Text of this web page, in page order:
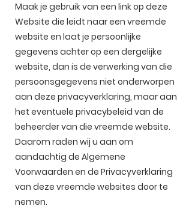
Maak je gebruik van een link op deze
Website die leidt naar een vreemde
website en laat je persoonlijke
gegevens achter op een dergelijke
website, dan is de verwerking van die
persoonsgegevens niet onderworpen
aan deze privacyverklaring, maar aan
het eventuele privacybeleid van de
beheerder van die vreemde website.
Daarom raden wij u aan om
aandachtig de Algemene
Voorwaarden en de Privacyverklaring
van deze vreemde websites door te
nemen.